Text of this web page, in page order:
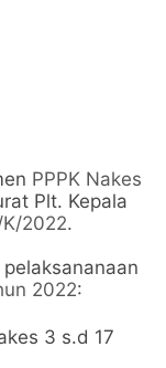
PPPK Nakes
Plt. Kepala
2022.
2022:
3 s.d 17